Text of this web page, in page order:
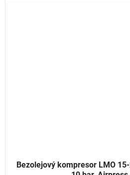
Bezolejový kompresor LMO